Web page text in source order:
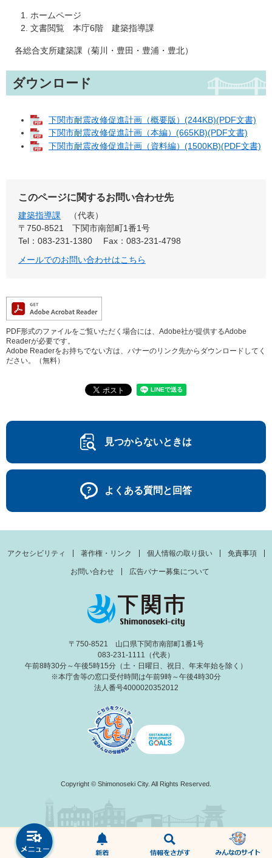
ホームページ
文書閲覧 本庁6階 建築指導課
各総合支所建築課（菊川・豊田・豊浦・豊北）
ダウンロード
下関市耐震改修促進計画（概要版）(244KB)(PDF文書)
下関市耐震改修促進計画（本編）(665KB)(PDF文書)
下関市耐震改修促進計画（資料編）(1500KB)(PDF文書)
このページに関するお問い合わせ先
建築指導課
代表
〒750-8521
下関市南部町1番1号
Tel：083-231-1380
Fax：083-231-4798
メールでのお問い合わせはこちら
PDF形式のファイルをご覧いただく場合には、Adobe社が提供するAdobe
Readerが必要です。
Adobe Readerをお持ちでない方は、バナーのリンク先からダウンロードしてく
ださい。（無料）
見つからないときは
よくある質問と回答
アクセシビリティ 著作権・リンク 個人情報の取り扱い 免責事項
お問い合わせ 広告バナー募集について
〒750-8521 山口県下関市南部町1番1号
083-231-1111（代表）
午前8時30分～午後5時15分（土・日曜日、祝日、年末年始を除く）
※本庁舎等の窓口受付時間は午前9時～午後4時30分
法人番号4000020352012
Copyright © Shimonoseki City. All Rights Reserved.